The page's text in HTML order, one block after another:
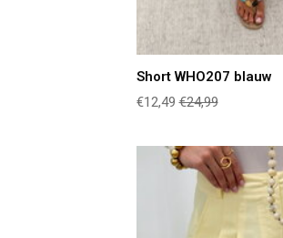
Short WHO207 blauw
€12,49 €24,99